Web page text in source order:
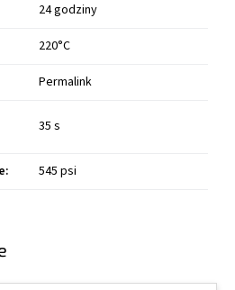
24 godziny
220°C
Permalink
35 s
: 545 psi